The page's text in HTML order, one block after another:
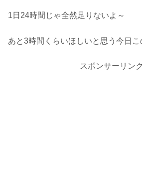
1日24時間じゃ全然足りないよ～
あと3時間くらいほしいと思う今日こ
スポンサーリンク